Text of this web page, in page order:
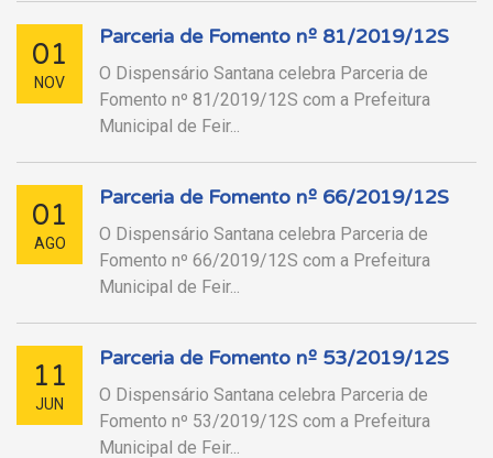
01
NOV
Parceria de Fomento nº 81/2019/12S
O Dispensário Santana celebra Parceria de
Fomento nº 81/2019/12S com a Prefeitura
Municipal de Feir...
01
AGO
Parceria de Fomento nº 66/2019/12S
O Dispensário Santana celebra Parceria de
Fomento nº 66/2019/12S com a Prefeitura
Municipal de Feir...
11
JUN
Parceria de Fomento nº 53/2019/12S
O Dispensário Santana celebra Parceria de
Fomento nº 53/2019/12S com a Prefeitura
Municipal de Feir...